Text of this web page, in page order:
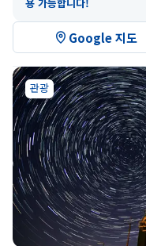
Google 지도
관광